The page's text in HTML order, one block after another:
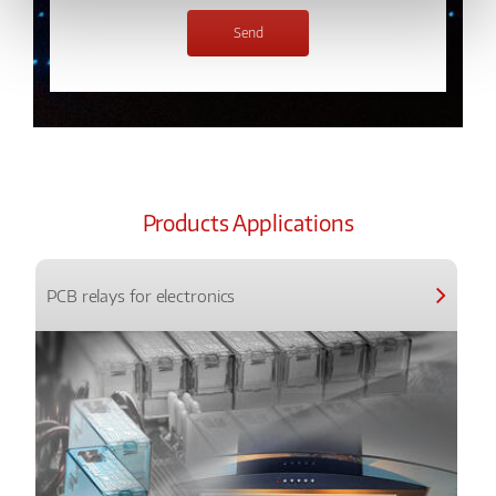
Products Applications
PCB relays for electronics